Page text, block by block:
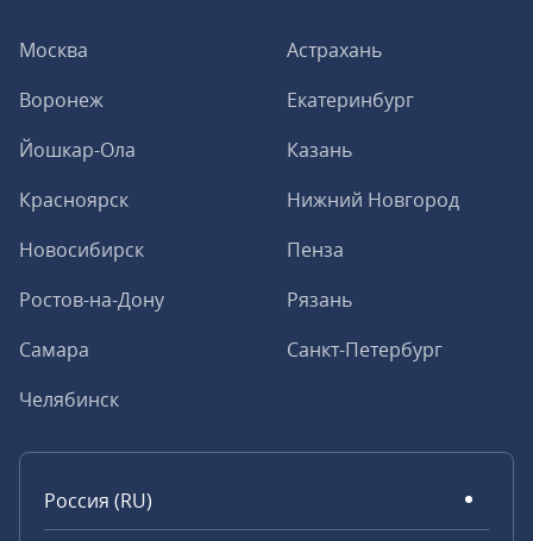
Москва
Астрахань
Воронеж
Екатеринбург
Йошкар-Ола
Казань
Красноярск
Нижний Новгород
Новосибирск
Пенза
Ростов-на-Дону
Рязань
Самара
Санкт-Петербург
Челябинск
Россия (RU)